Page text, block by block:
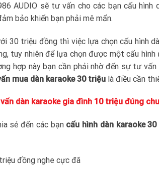
AUDIO sẽ tư vấn cho các bạn cấu
bảo khiến bạn phải mê mẩn.
30 triệu đồng thì việc lựa chọn cấu hình
tuy nhiên để lựa chọn được một cấu
hợp này bạn cần phải nhờ đến sự tư
mua dàn karaoke 30 triệu là điều cần
dàn karaoke gia đình 10 triệu đúng
sẻ đến các bạn cấu hình dàn karaoke
đồng nghe cực đã